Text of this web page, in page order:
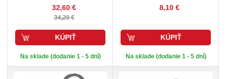
32,60 €
34,20 €
KÚPIŤ
Na sklade (dodanie 1 - 5 dní)
8,10 €
KÚPIŤ
Na sklade (dodanie 1 - 5 dní)